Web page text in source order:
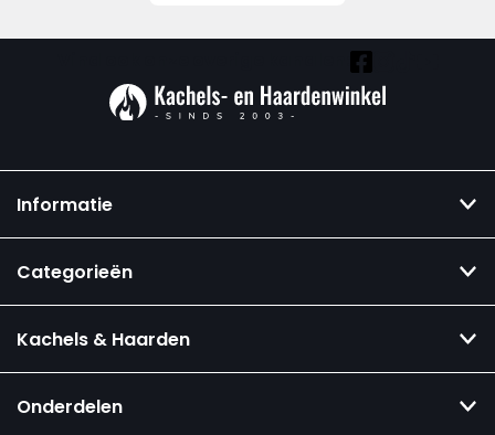
Informatie
Categorieën
Kachels & Haarden
Onderdelen